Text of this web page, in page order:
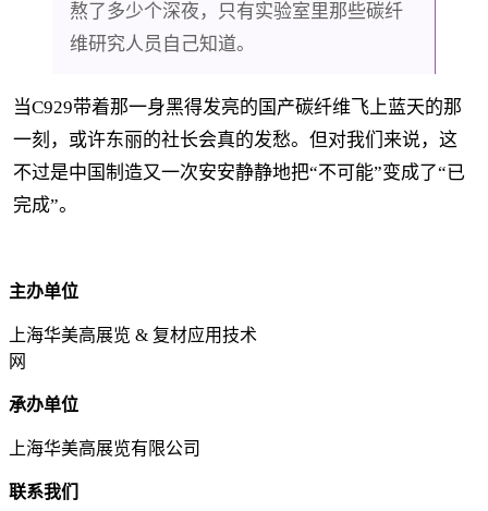
熬了多少个深夜，只有实验室里那些碳纤
维研究人员自己知道。
当C929带着那一身黑得发亮的国产碳纤维飞上蓝天的那
一刻，或许东丽的社长会真的发愁。但对我们来说，这
不过是中国制造又一次安安静静地把“不可能”变成了“已
完成”。
主办单位
上海华美高展览 & 复材应用技术
网
承办单位
上海华美高展览有限公司
联系我们